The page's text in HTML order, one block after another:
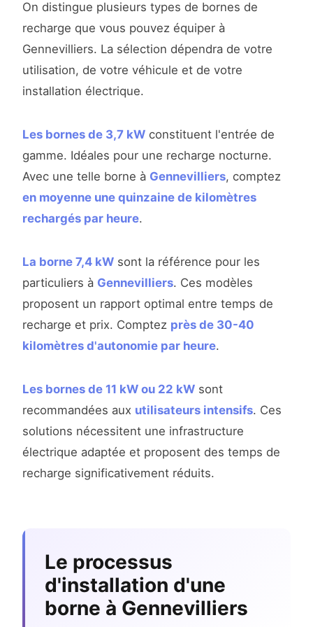
On distingue plusieurs types de bornes de
recharge que vous pouvez équiper à
Gennevilliers. La sélection dépendra de votre
utilisation, de votre véhicule et de votre
installation électrique.
Les bornes de 3,7 kW constituent l'entrée de
gamme. Idéales pour une recharge nocturne.
Avec une telle borne à Gennevilliers, comptez
en moyenne une quinzaine de kilomètres
rechargés par heure.
La borne 7,4 kW sont la référence pour les
particuliers à Gennevilliers. Ces modèles
proposent un rapport optimal entre temps de
recharge et prix. Comptez près de 30-40
kilomètres d'autonomie par heure.
Les bornes de 11 kW ou 22 kW sont
recommandées aux utilisateurs intensifs. Ces
solutions nécessitent une infrastructure
électrique adaptée et proposent des temps de
recharge significativement réduits.
Le processus
d'installation d'une
borne à Gennevilliers